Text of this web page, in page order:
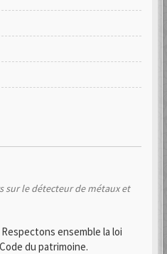
sur le détecteur de métaux et
ensemble la loi
du patrimoine.